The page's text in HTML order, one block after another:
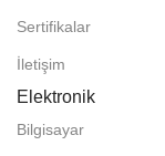
Sertifikalar
İletişim
Elektronik
Bilgisayar